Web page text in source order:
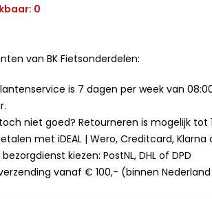
0
van BK Fietsonderdelen:
is 7 dagen per week van
niet goed? Retourneren is mogelijk tot
met iDEAL | Wero, Creditcard,
kiezen: PostNL, DHL of DPD
vanaf € 100,- (binnen